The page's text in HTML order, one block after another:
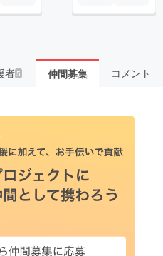
者5 仲間募集 コメント